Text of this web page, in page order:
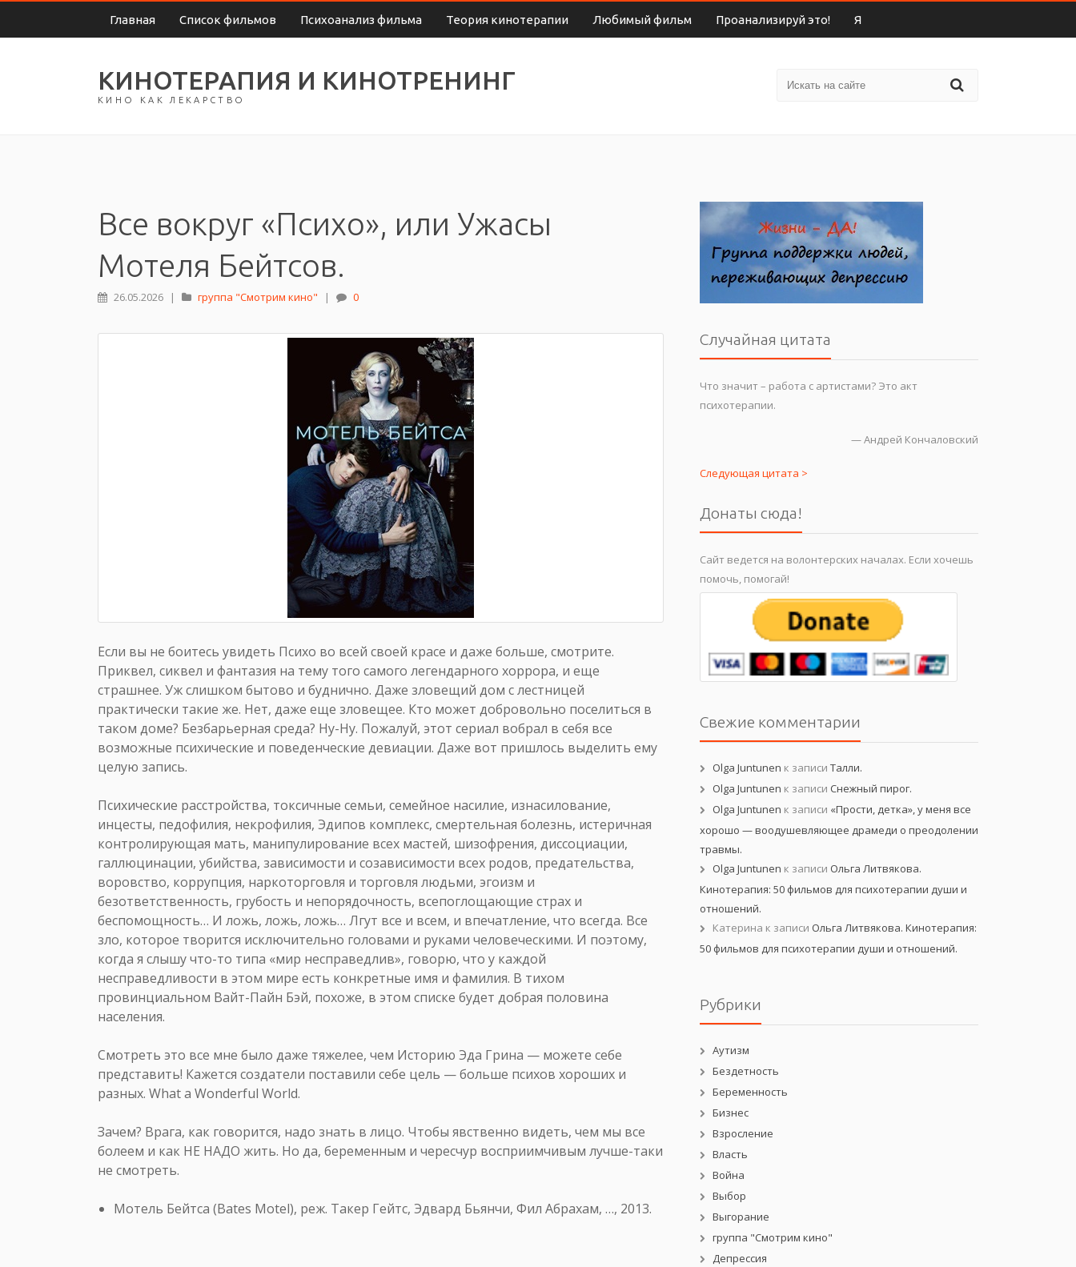
Главная Список фильмов Психоанализ фильма Теория кинотерапии Любимый фильм Проанализируй это! Я
КИНОТЕРАПИЯ И КИНОТРЕНИНГ
КИНО КАК ЛЕКАРСТВО
Все вокруг «Психо», или Ужасы
Мотеля Бейтсов.
26.05.2026 | группа "Смотрим кино" | 0
Если вы не боитесь увидеть Психо во всей своей красе и даже больше, смотрите.
Приквел, сиквел и фантазия на тему того самого легендарного хоррора, и еще
страшнее. Уж слишком бытово и буднично. Даже зловещий дом с лестницей
практически такие же. Нет, даже еще зловещее. Кто может добровольно поселиться в
таком доме? Безбарьерная среда? Ну-Ну. Пожалуй, этот сериал вобрал в себя все
возможные психические и поведенческие девиации. Даже вот пришлось выделить ему
целую запись.
Психические расстройства, токсичные семьи, семейное насилие, изнасилование,
инцесты, педофилия, некрофилия, Эдипов комплекс, смертельная болезнь, истеричная
контролирующая мать, манипулирование всех мастей, шизофрения, диссоциации,
галлюцинации, убийства, зависимости и созависимости всех родов, предательства,
воровство, коррупция, наркоторговля и торговля людьми, эгоизм и
безответственность, грубость и непорядочность, всепоглощающие страх и
беспомощность… И ложь, ложь, ложь… Лгут все и всем, и впечатление, что всегда. Все
зло, которое творится исключительно головами и руками человеческими. И поэтому,
когда я слышу что-то типа «мир несправедлив», говорю, что у каждой
несправедливости в этом мире есть конкретные имя и фамилия. В тихом
провинциальном Вайт-Пайн Бэй, похоже, в этом списке будет добрая половина
населения.
Смотреть это все мне было даже тяжелее, чем Историю Эда Грина — можете себе
представить! Кажется создатели поставили себе цель — больше психов хороших и
разных. What a Wonderful World.
Зачем? Врага, как говорится, надо знать в лицо. Чтобы явственно видеть, чем мы все
болеем и как НЕ НАДО жить. Но да, беременным и чересчур восприимчивым лучше-таки
не смотреть.
Мотель Бейтса (Bates Motel), реж. Такер Гейтс, Эдвард Бьянчи, Фил Абрахам, …, 2013.
Случайная цитата
Что значит – работа с артистами? Это акт
психотерапии.
—Андрей Кончаловский
Следующая цитата >
Донаты сюда!
Сайт ведется на волонтерских началах. Если хочешь
помочь, помогай!
Свежие комментарии
Olga Juntunen к записи Талли.
Olga Juntunen к записи Снежный пирог.
Olga Juntunen к записи «Прости, детка», у меня все
хорошо — воодушевляющее драмеди о преодолении
травмы.
Olga Juntunen к записи Ольга Литвякова.
Кинотерапия: 50 фильмов для психотерапии души и
отношений.
Катерина к записи Ольга Литвякова. Кинотерапия:
50 фильмов для психотерапии души и отношений.
Рубрики
Аутизм
Бездетность
Беременность
Бизнес
Взросление
Власть
Война
Выбор
Выгорание
группа "Смотрим кино"
Депрессия